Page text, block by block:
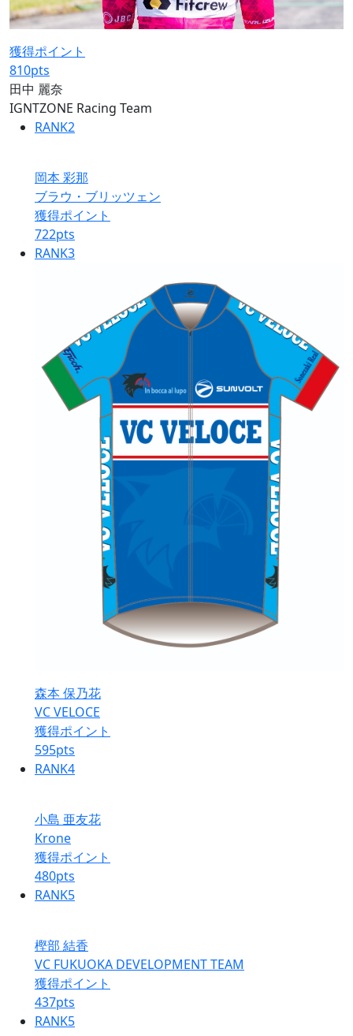
獲得ポイント
810pts
田中 麗奈
IGNTZONE Racing Team
RANK2
岡本 彩那
ブラウ・ブリッツェン
獲得ポイント
722pts
RANK3
森本 保乃花
VC VELOCE
獲得ポイント
595pts
RANK4
小島 亜友花
Krone
獲得ポイント
480pts
RANK5
樫部 結香
VC FUKUOKA DEVELOPMENT TEAM
獲得ポイント
437pts
RANK5